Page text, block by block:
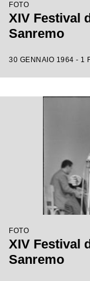
FOTO
XIV Festival
Sanremo
30 GENNAIO 1964 - 1
FOTO
XIV Festival
Sanremo